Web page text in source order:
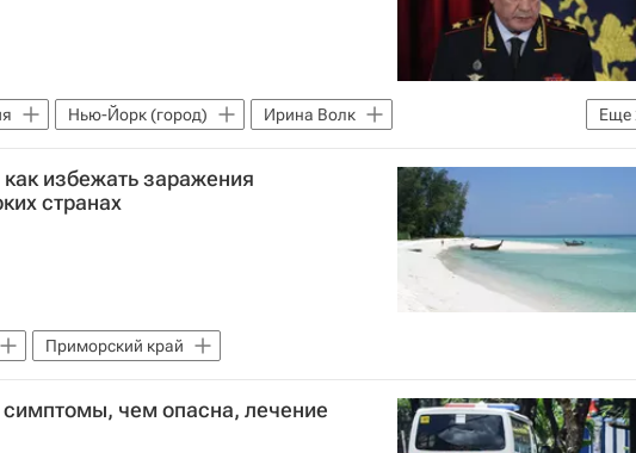
Еще
Нью-Йорк (город)
Ирина Волк
Интерпол
избежать заражения
странах
Приморский край
симптомы, чем опасна, лечение